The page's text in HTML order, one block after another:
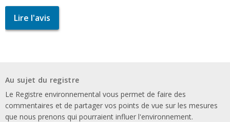
Lire l'avis
Au sujet du registre
Le Registre environnemental vous permet de faire des
commentaires et de partager vos points de vue sur les mesures
que nous prenons qui pourraient influer l'environnement.